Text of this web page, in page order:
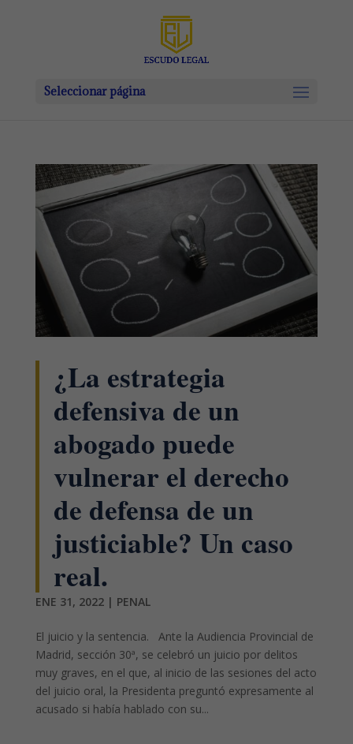
Seleccionar página
¿La estrategia
defensiva de un
abogado puede
vulnerar el derecho
de defensa de un
justiciable? Un caso
real.
ENE 31, 2022| PENAL
El juicio y la sentencia. Ante la Audiencia Provincial de
Madrid, sección 30ª, se celebró un juicio por delitos
muy graves, en el que, al inicio de las sesiones del acto
del juicio oral, la Presidenta preguntó expresamente al
acusado si había hablado con su...